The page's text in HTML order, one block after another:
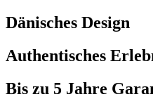
Dänisches Design
Authentisches
Bis zu 5 Jahre